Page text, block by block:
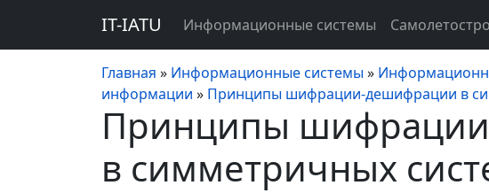
IT-IATU Информационные системы
Главная » Информационные системы»
информации » Принципы шифрации-дешифрации в
Принципы
в симметричных